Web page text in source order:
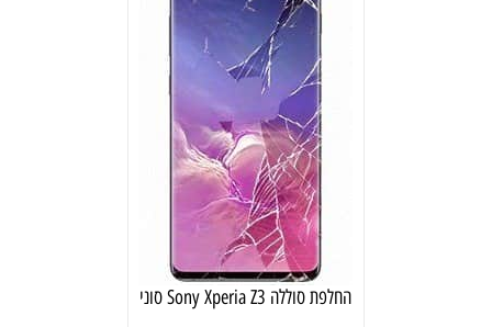
‏החלפת סוללה Sony Xperia Z3 סוני